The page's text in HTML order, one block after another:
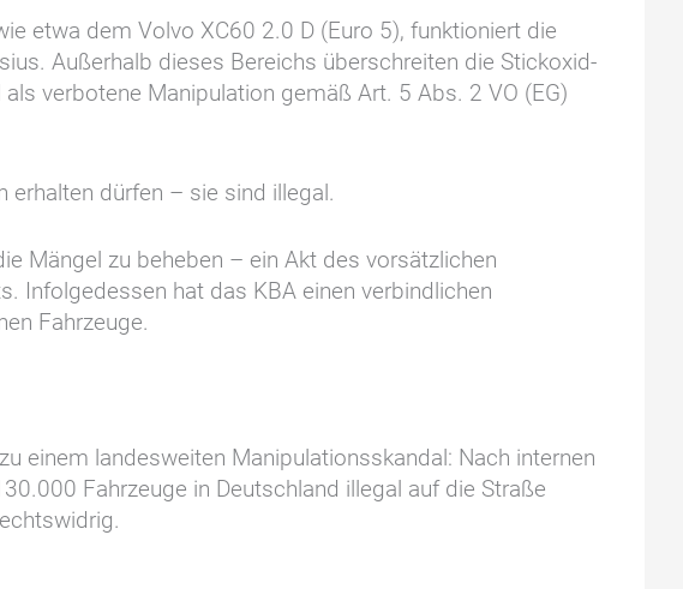
etwa dem Volvo XC60 2.0 D (Euro 5), funktioniert die
Außerhalb dieses Bereichs überschreiten die Stickoxid-
verbotene Manipulation gemäß Art. 5 Abs. 2 VO (EG)
erhalten dürfen – sie sind illegal.
Mängel zu beheben – ein Akt des vorsätzlichen
Infolgedessen hat das KBA einen verbindlichen
Fahrzeuge.
einem landesweiten Manipulationsskandal: Nach internen
Fahrzeuge in Deutschland illegal auf die Straße